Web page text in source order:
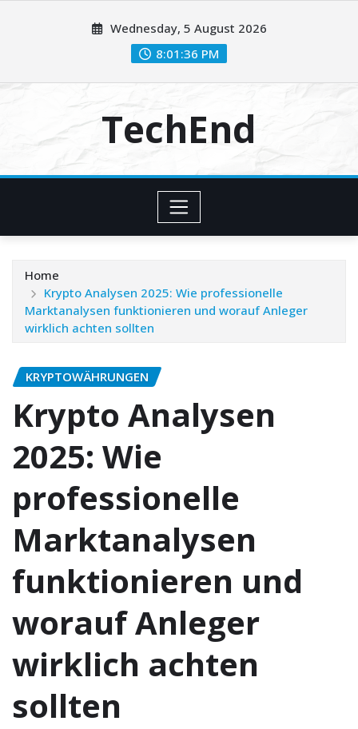
Wednesday, 5 August 2026
8:01:37 PM
TechEnd
Home
Krypto Analysen 2025: Wie professionelle
Marktanalysen funktionieren und worauf Anleger
wirklich achten sollten
KRYPTOWÄHRUNGEN
Krypto Analysen
2025: Wie
professionelle
Marktanalysen
funktionieren und
worauf Anleger
wirklich achten
sollten